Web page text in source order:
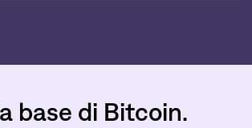
base di Bitcoin.